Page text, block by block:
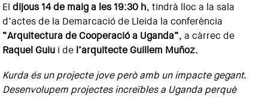
Eldijous 14 de maig a les 19:30 h, tindrà lloc a la sala
d’actes de la Demarcació de Lleida la conferència
“Arquitectura de Cooperació a Uganda”, a càrrec de
Raquel Guiu i de l’arquitecte Guillem Muñoz.
Kurda és un projecte jove però amb un impacte gegant.
Desenvolupem projectes increïbles a Uganda perquè